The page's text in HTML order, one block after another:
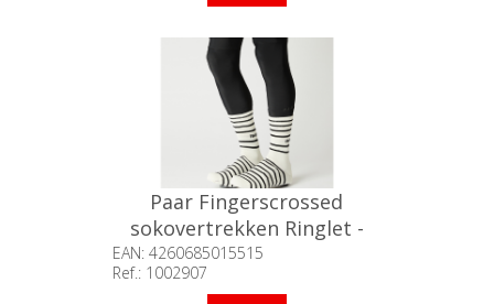
Paar Fingerscrossed
sokovertrekken Ringlet -
Tofu Black / 43-46
EAN: 4260685015515
Ref.: 1002907
Beschikbaarheid:: Niet voorradig